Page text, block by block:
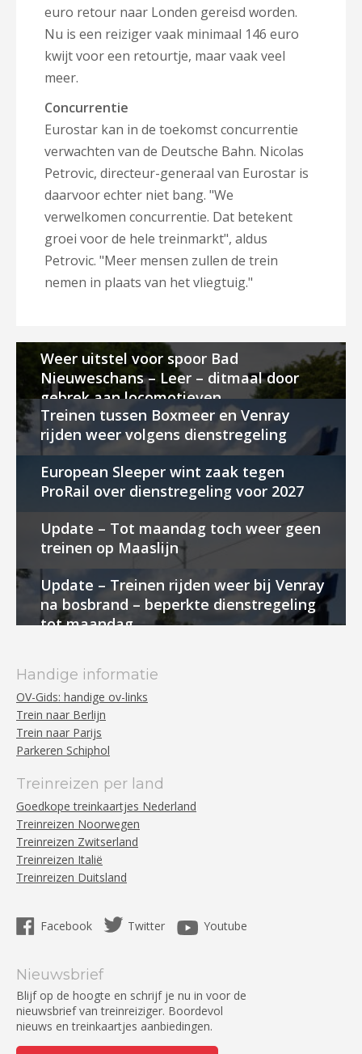
euro retour naar Londen gereisd worden.
Nu is een reiziger vaak minimaal 146 euro
kwijt voor een retourtje, maar vaak veel
meer.
Concurrentie
Eurostar kan in de toekomst concurrentie
verwachten van de Deutsche Bahn. Nicolas
Petrovic, directeur-generaal van Eurostar is
daarvoor echter niet bang. "We
verwelkomen concurrentie. Dat betekent
groei voor de hele treinmarkt", aldus
Petrovic. "Meer mensen zullen de trein
nemen in plaats van het vliegtuig."
Weer uitstel voor spoor Bad
Nieuweschans – Leer – ditmaal door
gebrek aan locomotieven
Treinen tussen Boxmeer en Venray
rijden weer volgens dienstregeling
European Sleeper wint zaak tegen
ProRail over dienstregeling voor 2027
Update – Tot maandag toch weer geen
treinen op Maaslijn
Update – Treinen rijden weer bij Venray
na bosbrand – beperkte dienstregeling
tot maandag
Handige informatie
OV-Gids: handige ov-links
Trein naar Berlijn
Trein naar Parijs
Parkeren Schiphol
Treinreizen per land
Goedkope treinkaartjes Nederland
Treinreizen Noorwegen
Treinreizen Zwitserland
Treinreizen Italië
Treinreizen Duitsland
Facebook Twitter Youtube
Nieuwsbrief
Blijf op de hoogte en schrijf je nu in voor de
nieuwsbrief van treinreiziger. Boordevol
nieuws en treinkaartjes aanbiedingen.